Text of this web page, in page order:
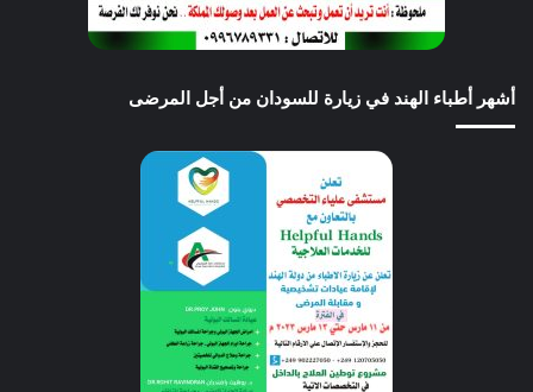
أشهر أطباء الهند في زيارة للسودان من أجل المرضى